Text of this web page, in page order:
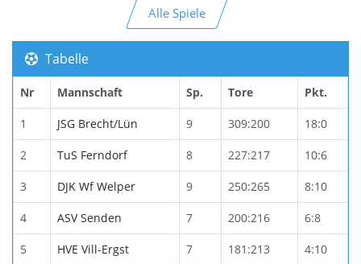
Alle Spiele
Tabelle
Nr Mannschaft Sp. Tore Pkt.
1 JSG Brecht/Lün 9 309:200 18:0
2 TuS Ferndorf 8 227:217 10:6
3 DJK Wf Welper 9 250:265 8:10
4 ASV Senden 7 200:216 6:8
5 HVE Vill-Ergst 7 181:213 4:10